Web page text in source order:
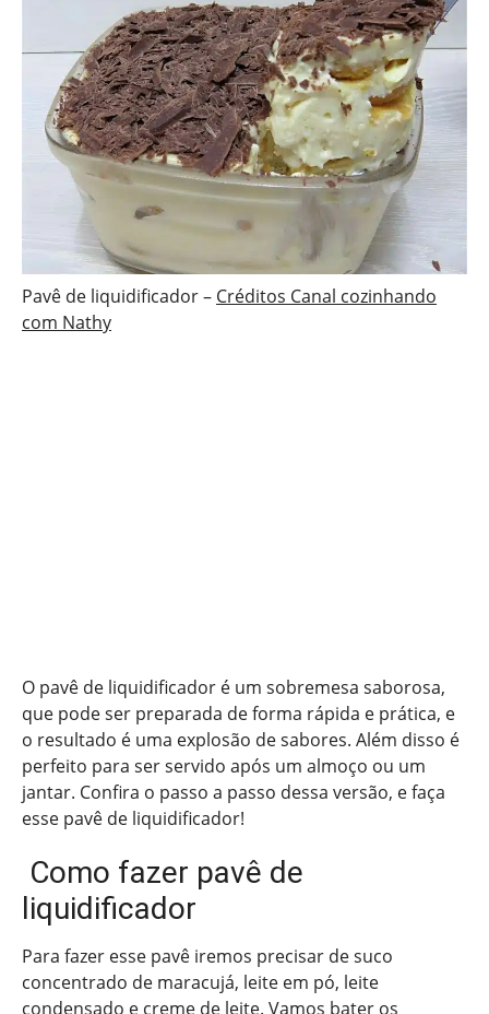
Pavê de liquidificador – Créditos Canal cozinhando
com Nathy
O pavê de liquidificador é um sobremesa saborosa,
que pode ser preparada de forma rápida e prática, e
o resultado é uma explosão de sabores. Além disso é
perfeito para ser servido após um almoço ou um
jantar. Confira o passo a passo dessa versão, e faça
esse pavê de liquidificador!
Como fazer pavê de
liquidificador
Para fazer esse pavê iremos precisar de suco
concentrado de maracujá, leite em pó, leite
condensado e creme de leite. Vamos bater os